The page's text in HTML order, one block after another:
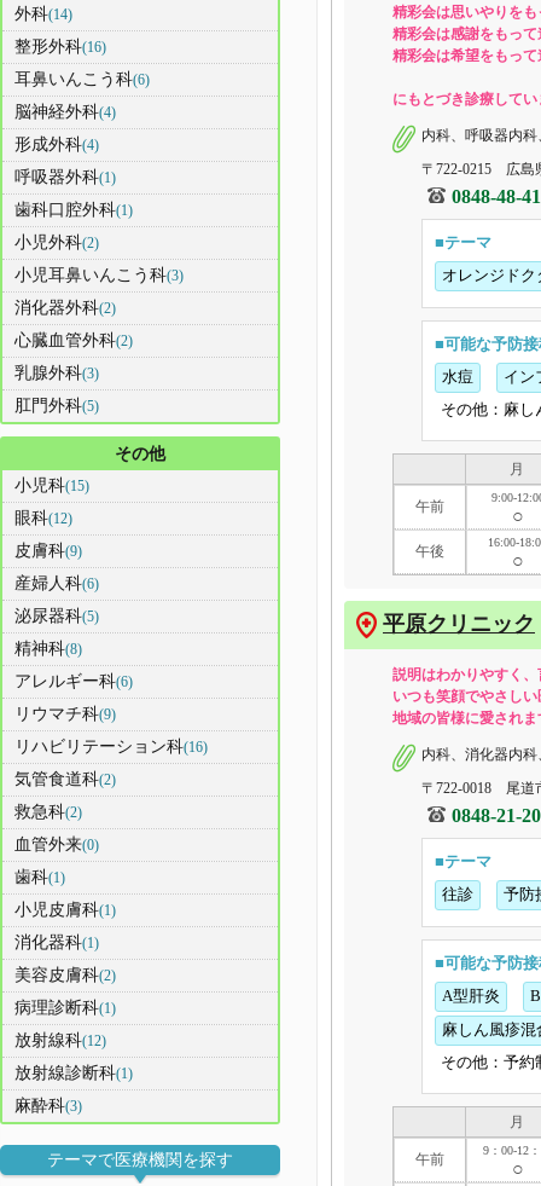
精彩会は思いやりを
精彩会は感謝をもっ
精彩会は希望をもっ
にもとづき診療してい
内科、呼吸器内
〒722-0215 広島
0848-48-
■テーマ
オレンジドク
■可能な予防
水痘
イン
その他：麻し
月
午前
9:00-
○
午後
16:00-
○
平原クリニック
説明はわかりやすく
いつも笑顔でやさし
地域の皆様に愛されま
内科、消化器内科
〒722-0018 尾道
0848-21-
■テーマ
往診
予防
■可能な予防
A型肝炎
麻しん風疹混
その他：予約
月
午前
9：00-12
○
外科(14)
整形外科(16)
耳鼻いんこう科(6)
脳神経外科(4)
形成外科(4)
呼吸器外科(1)
歯科口腔外科(1)
小児外科(2)
小児耳鼻いんこう科(3)
消化器外科(2)
心臓血管外科(2)
乳腺外科(3)
肛門外科(5)
その他
小児科(15)
眼科(12)
皮膚科(9)
産婦人科(6)
泌尿器科(5)
精神科(8)
アレルギー科(6)
リウマチ科(9)
リハビリテーション科(16)
気管食道科(2)
救急科(2)
血管外来(0)
歯科(1)
小児皮膚科(1)
消化器科(1)
美容皮膚科(2)
病理診断科(1)
放射線科(12)
放射線診断科(1)
麻酔科(3)
テーマで医療機関を探す